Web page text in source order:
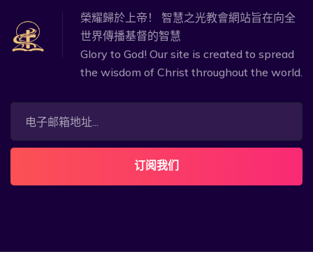
榮耀歸於上帝！ 智慧之光教會網站旨在向全
世界傳播基督的智慧
Glory to God! Our site is created to spread
the wisdom of Christ throughout the world.
订阅我们